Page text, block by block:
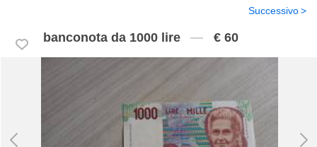
banconota da 1000 lire € 60
Successivo